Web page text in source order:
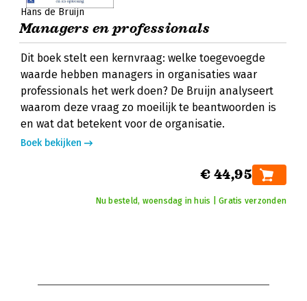
Hans de Bruijn
Managers en professionals
Dit boek stelt een kernvraag: welke toegevoegde
waarde hebben managers in organisaties waar
professionals het werk doen? De Bruijn analyseert
waarom deze vraag zo moeilijk te beantwoorden is
en wat dat betekent voor de organisatie.
Boek bekijken
€ 44,95
Nu besteld, woensdag in huis | Gratis verzonden